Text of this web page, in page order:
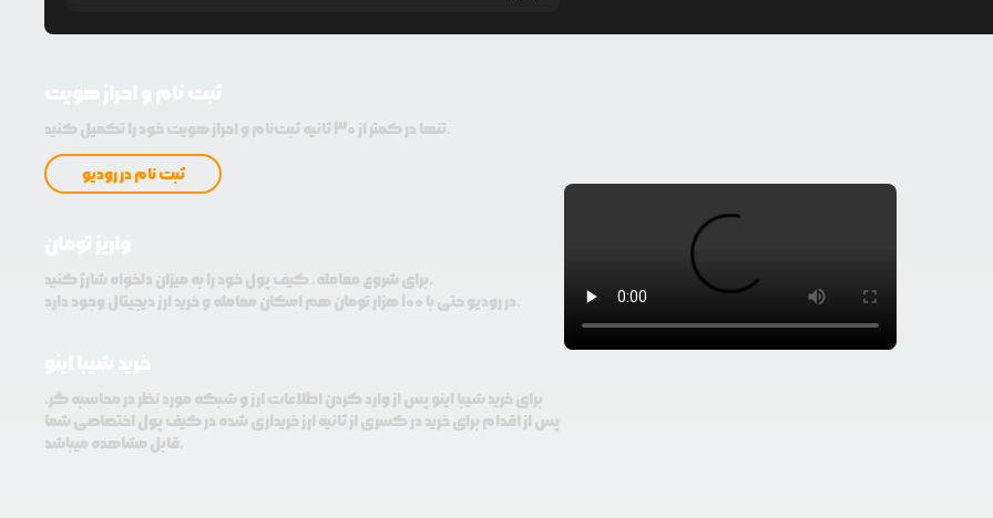
تنها در کمتر از 30 ثانیه ثبت‌نام و احراز هویت خود را تکمیل کنید.
ثبت نام در رودیو
برای شروع معامله، کیف پول خود را به میزان دلخواه شارژ کنید.
در رودیو حتی با 100 هزار تومان هم امکان معامله و خرید ارز دیجیتال وجود دارد.
برای خرید شیبا اینو پس از وارد کردن اطلاعات ارز و شبکه مورد نظر در محاسبه گر،
پس از اقدام برای خرید در کسری از ثانیه ارز خریداری شده در کیف پول اختصاصی شما
قابل مشاهده میباشد.